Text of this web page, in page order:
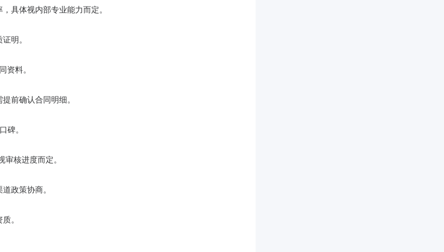
具体视内部专业能力而定。
明。
资料。
前确认合同明细。
碑。
核进度而定。
政策协商。
。